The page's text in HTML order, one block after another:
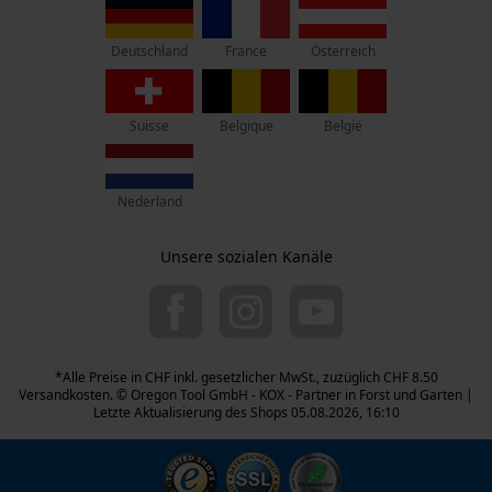
D-70736 Fellbach
Retouren-Adresse:
Beim Erlenwäldchen 14/2
71522 Backnang
Telefon Erreichbarkeit:
Mo.-Fr.: 07:00 - 18:00 Uhr
Deutschland France Österreich
Suisse Belgique België
Nederland
Unsere sozialen Kanäle
*Alle Preise in CHF inkl. gesetzlicher MwSt., zuzüglich CHF 8.50
Versandkosten. © Oregon Tool GmbH - KOX - Partner in Forst und Garten |
Letzte Aktualisierung des Shops 05.08.2026, 16:10